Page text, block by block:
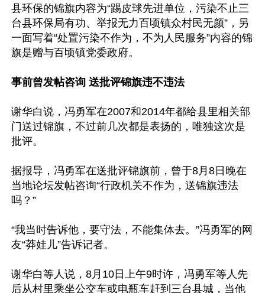
县环保的锦旗内容为“踢皮球先进单位，污染不止三
台县环保局有功、举报无力百顷镇众村民无颜”，另
一面写着“处置污染不作为，不为人民服务”内容的锦
旗是赠与百顷镇党委政府。
事前曾发帖咨询 送批评锦旗违不违法
谢华白说，冯勇军在2007和2014年都给县里相关部
门送过锦旗，不过前几次都是表扬的，唯独这次是
批评。
据报导，冯勇军在送批评锦旗前，曾于8月8日晚在
当地论坛发帖咨询“行政机关不作为，送锦旗违法
吗？”
“我当时告诉他，要守法，不能集体去。”冯勇军的网
友“莽娃儿”告诉记者。
谢华白等人说，8月10日上午9时许，冯勇军等人先
后从村里乘坐公交车或电瓶车赶到三台县城，当他